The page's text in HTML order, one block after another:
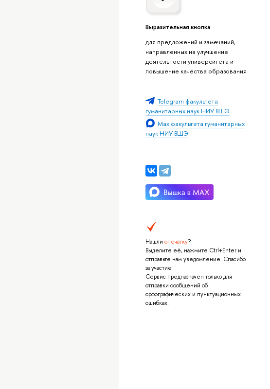
Выразительная кнопка
для предложений и замечаний,
направленных на улучшение
деятельности университета и
повышение качества образования
Telegram факультета
гуманитарных наук НИУ ВШЭ
Max факультета гуманитарных
наук НИУ ВШЭ
Нашли опечатку?
Выделите её, нажмите Ctrl+Enter и
отправьте нам уведомление. Спасибо
за участие!
Сервис предназначен только для
отправки сообщений об
орфографических и пунктуационных
ошибках.